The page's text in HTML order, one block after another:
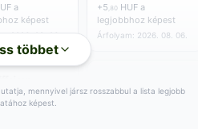
a
képest
2026. 08. 06.
+5 ,80 HUF a
legjobbhoz képest
Árfolyam: 2026. 08. 06.
HUF
többet
mennyivel jársz rosszabbul a lista legjobb
képest.